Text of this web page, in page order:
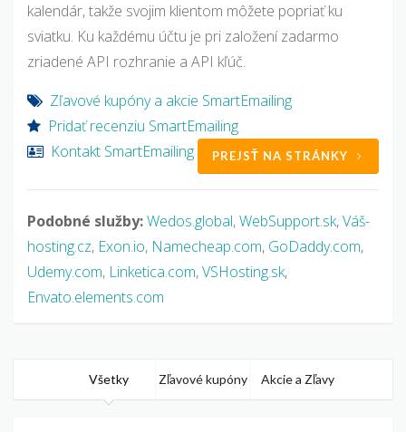
kalendár, takže svojim klientom môžete popriať ku
sviatku. Ku každému účtu je pri založení zadarmo
zriadené API rozhranie a API kľúč.
Zľavové kupóny a akcie SmartEmailing
Pridať recenziu SmartEmailing
Kontakt SmartEmailing
PREJSŤ NA STRÁNKY
Podobné služby:Wedos.global,WebSupport.sk,Váš-
hosting.cz, Exon.io, Namecheap.com, GoDaddy.com,
Udemy.com, Linketica.com,VSHosting.sk,
Envato.elements.com
Všetky Zľavové kupóny Akcie a Zľavy